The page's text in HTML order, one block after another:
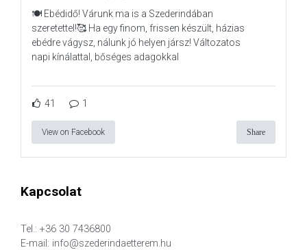
🍽️ Ebédidő! Várunk ma is a Szederindában
szeretettel!🥰 Ha egy finom, frissen készült, házias
ebédre vágysz, nálunk jó helyen jársz! Változatos
napi kínálattal, bőséges adagokkal
41 1
View on Facebook Share
Kapcsolat
Tel.: +36 30 7436800
E-mail: info@szederindaetterem.hu